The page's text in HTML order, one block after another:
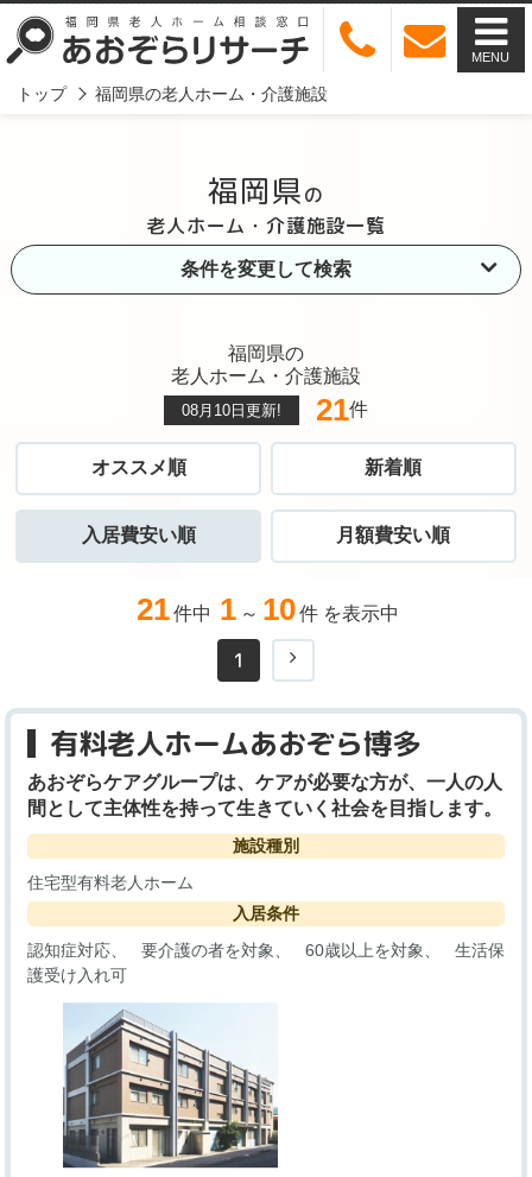
MENU
トップ 福岡県の老人ホーム・介護施設
福岡県の
老人ホーム・介護施設一覧
条件を変更して検索
福岡県の
老人ホーム・介護施設
08月10日 更新! 21件
オススメ順 新着順
入居費安い順 月額費安い順
21件中 1 ～ 10件 を表示中
1
有料老人ホームあおぞら博多
あおぞらケアグループは、ケアが必要な方が、一人の人
間として主体性を持って生きていく社会を目指します。
施設種別
住宅型有料老人ホーム
入居条件
認知症対応
要介護の者を対象 60歳以上を対象
生活保
護受け入れ可